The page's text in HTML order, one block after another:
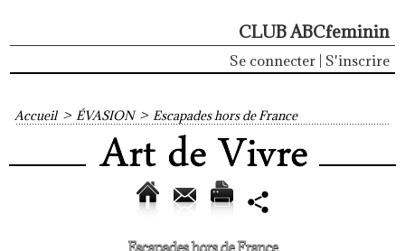
CLUB ABCfeminin
Se connecter S'inscrire
Accueil > ÉVASION > Escapades hors de France
Escapades hors de France